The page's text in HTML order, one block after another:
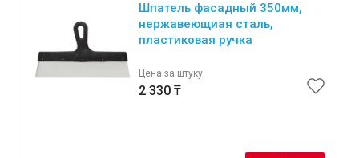
Шпатель фасадный 350мм,
нержавеющиая сталь,
пластиковая ручка
Цена за штуку
2 330 ₸